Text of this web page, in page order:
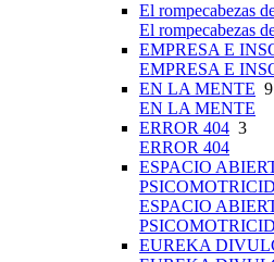
El rompecabezas
El rompecabezas
EMPRESA E
EMPRESA E
EN LA MENTE 9
EN LA MENTE
ERROR 404 3
ERROR 404
ESPACIO
ESPACIO
EUREKA